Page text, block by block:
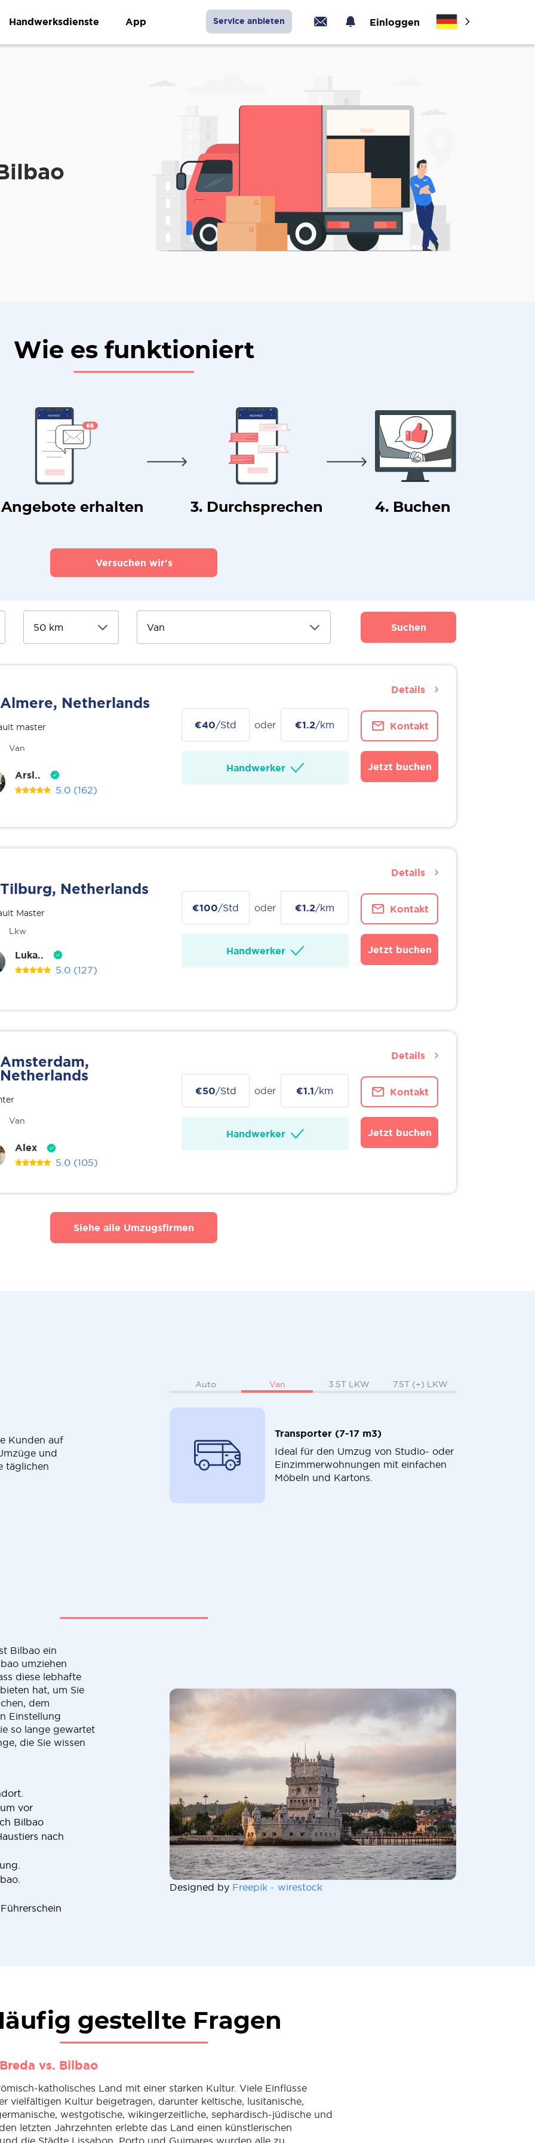
Handwerksdienste App Service anbieten Einloggen
Wie es funktioniert
Angebote erhalten 3. Durchsprechen 4. Buchen
Versuchen wir's
Suchen
Almere, Netherlands
master
Van
Arsl..
5.0 (162)
€40/Std oder €1.2/km
Handwerker
Kontakt
Jetzt buchen
Details
Tilburg, Netherlands
Master
Lkw
Luka..
5.0 (127)
€100/Std oder €1.2/km
Handwerker
Kontakt
Jetzt buchen
Details
Amsterdam,
Netherlands
Van
Alex
5.0 (105)
€50/Std oder €1.1/km
Handwerker
Kontakt
Jetzt buchen
Details
Siehe alle Umzugsfirmen
Kunden auf
und
täglichen
Auto Van 3.5T LKW 7.5T (+) LKW
Transporter (7-17 m3)
Ideal für den Umzug von Studio- oder
Einzimmerwohnungen mit einfachen
Möbeln und Kartons.
Bilbao ein
umziehen
diese lebhafte
hat, um Sie
dem
Einstellung
so lange gewartet
die Sie wissen
vor
Bilbao
nach
Designed by Freepik - wirestock
gestellte Fragen
vs. Bilbao
katholisches Land mit einer starken Kultur. Viele Einflüsse
vielfältigen Kultur beigetragen, darunter keltische, lusitanische,
westgotische, wikingerzeitliche, sephardisch-jüdische und
letzten Jahrzehnten erlebte das Land einen künstlerischen
die Städte Lissabon, Porto und Guimares wurden alle zu